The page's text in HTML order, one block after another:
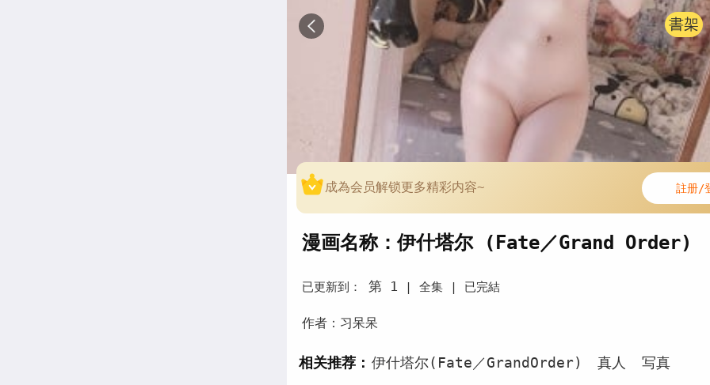
書架
成為会员解锁更多精彩内容~ 註册/
漫画名称：伊什塔尔 (Fate／Grand Order)
已更新到： 第 1 | 全集 | 已完結
作者：习呆呆
相关推荐： 伊什塔尔(Fate／GrandOrder) 真人 写真